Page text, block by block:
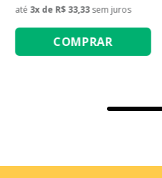
até 3x de R$ 33,33 sem juros
COMPRAR